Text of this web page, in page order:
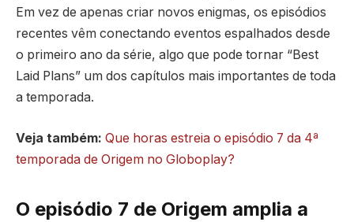
Em vez de apenas criar novos enigmas, os episódios
recentes vêm conectando eventos espalhados desde
o primeiro ano da série, algo que pode tornar “Best
Laid Plans” um dos capítulos mais importantes de toda
a temporada.
Veja também: Que horas estreia o episódio 7 da 4ª
temporada de Origem no Globoplay?
O episódio 7 de Origem amplia a